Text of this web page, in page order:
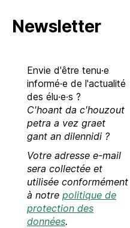
Newsletter
Envie d'être tenu·e
informé·e de l'actualité
des élu·e·s ?
C'hoant da c'houzout
petra a vez graet
gant an dilennidi ?
Votre adresse e-mail
sera collectée et
utilisée conformément
à notre politique de
protection des
données.